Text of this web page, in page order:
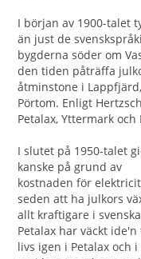
I början av 1900-talet
än just de
bygderna söder om
den tiden påträffa
åtminstone i
Pörtom. Enligt
Petalax, Yttermark och
I slutet på 1950-talet
kanske på grund av
kostnaden för
seden att ha julkors
allt kraftigare i
Petalax har väckt ide'n
livs igen i Petalax och